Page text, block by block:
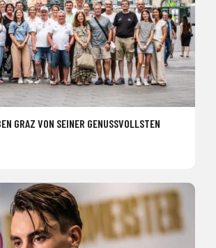
GRAZ VON SEINER GENUSSVOLLSTEN